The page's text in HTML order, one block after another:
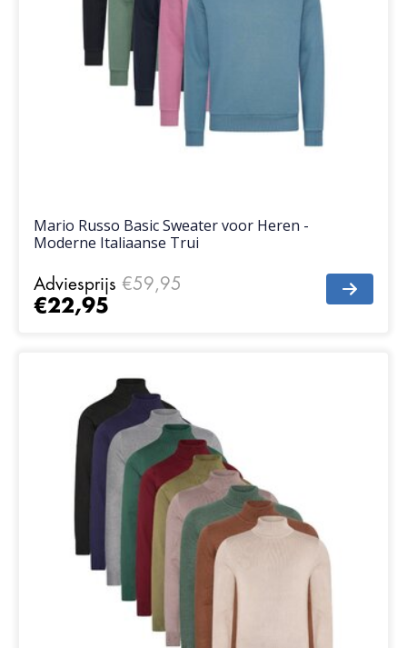
Mario Russo Basic Sweater voor Heren -
Moderne Italiaanse Trui
Adviesprijs €59,95
€22,95